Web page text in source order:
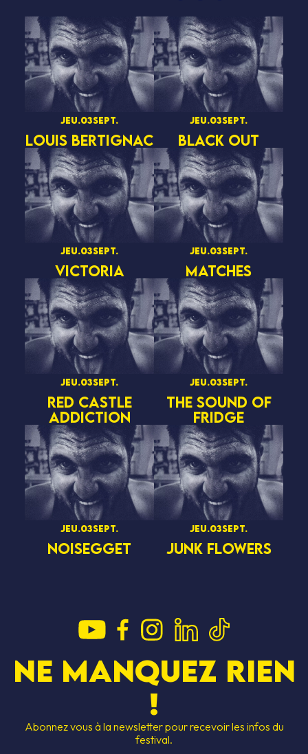
jeu.03sept.
LOUIS BERTIGNAC
jeu.03sept.
BLACK OUT
jeu.03sept.
VICTORIA
jeu.03sept.
MATCHES
jeu.03sept.
RED CASTLE
ADDICTION
jeu.03sept.
THE SOUND OF
FRIDGE
jeu.03sept.
NOISEGGET
jeu.03sept.
JUNK FLOWERS
Ne manquez rien
!
Abonnez vous à la newsletter pour recevoir les infos du
festival.